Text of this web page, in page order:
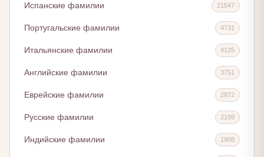
Испанские фамилии 21547
Португальские фамилии 4731
Итальянские фамилии 4125
Английские фамилии 3751
Еврейские фамилии 2872
Русские фамилии 2109
Индийские фамилии 1908